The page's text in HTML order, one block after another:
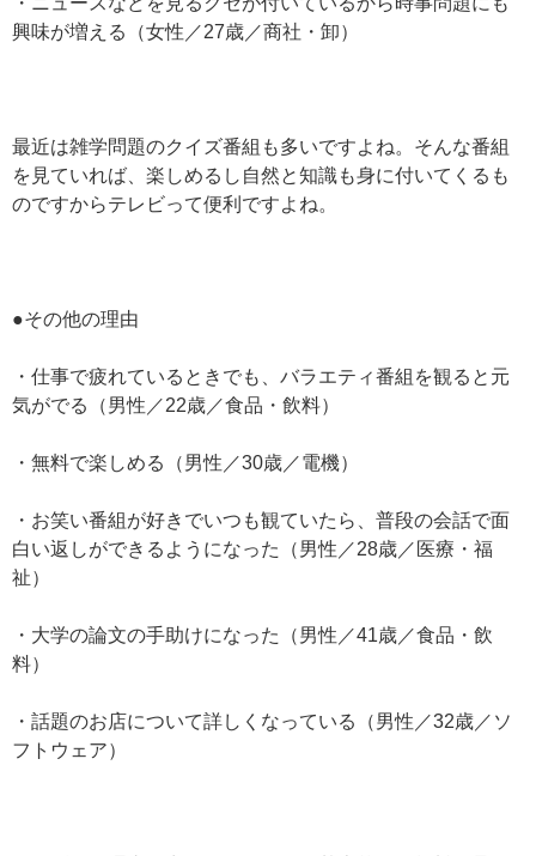
興味が増える（女性／27歳／商社・卸）
最近は雑学問題のクイズ番組も多いですよね。そんな番組
を見ていれば、楽しめるし自然と知識も身に付いてくるも
のですからテレビって便利ですよね。
●その他の理由
・仕事で疲れているときでも、バラエティ番組を観ると元
気がでる（男性／22歳／食品・飲料）
・無料で楽しめる（男性／30歳／電機）
・お笑い番組が好きでいつも観ていたら、普段の会話で面
白い返しができるようになった（男性／28歳／医療・福
祉）
・大学の論文の手助けになった（男性／41歳／食品・飲
料）
・話題のお店について詳しくなっている（男性／32歳／ソ
フトウェア）